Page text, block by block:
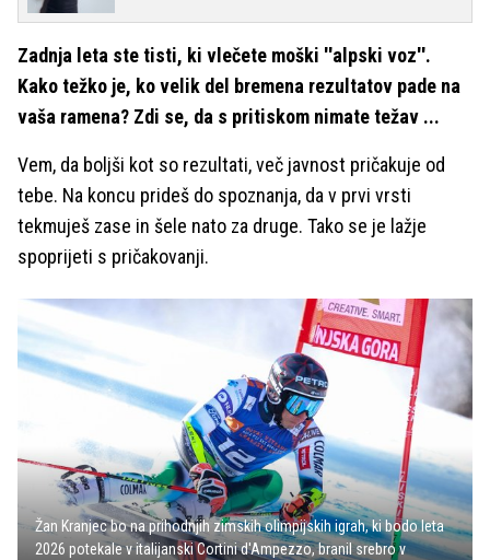
Zadnja leta ste tisti, ki vlečete moški ''alpski voz''.
Kako težko je, ko velik del bremena rezultatov pade na
vaša ramena? Zdi se, da s pritiskom nimate težav ...
Vem, da boljši kot so rezultati, več javnost pričakuje od
tebe. Na koncu prideš do spoznanja, da v prvi vrsti
tekmuješ zase in šele nato za druge. Tako se je lažje
spoprijeti s pričakovanji.
Žan Kranjec bo na prihodnjih zimskih olimpijskih igrah, ki bodo leta
2026 potekale v italijanski Cortini d'Ampezzo, branil srebro v